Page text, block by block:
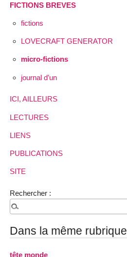
FICTIONS BREVES
fictions
LOVECRAFT GENERATOR
micro-fictions
journal d’un
ICI, AILLEURS
LECTURES
LIENS
PUBLICATIONS
SITE
Rechercher :
Dans la même rubrique
tête monde